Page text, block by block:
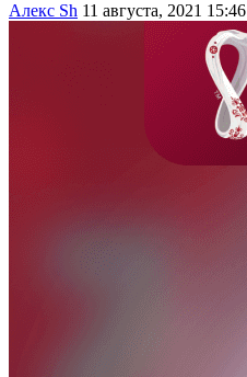
Алекс Sh 11 августа, 2021 15:46